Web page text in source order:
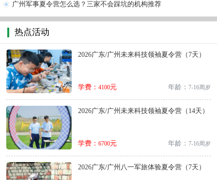
广州军事夏令营怎么选？三家不会踩坑的机构推荐
热点活动
2026广东/广州未来科技领袖夏令营（7天）
学费： 4100元 年龄： 7-16周岁
2026广东/广州未来科技领袖夏令营（14天）
学费： 6700元 年龄： 7-16周岁
2026广东/广州八一军旅体验夏令营（7天）